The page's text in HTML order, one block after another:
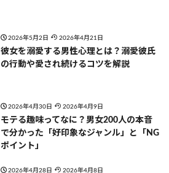
2026年5月2日 2026年4月21日
彼女を溺愛する男性心理とは？溺愛彼氏
の行動や愛され続けるコツを解説
2026年4月30日 2026年4月9日
モテる趣味ってなに？男女200人の本音
で分かった「好印象なジャンル」と「NG
ポイント」
2026年4月28日 2026年4月8日